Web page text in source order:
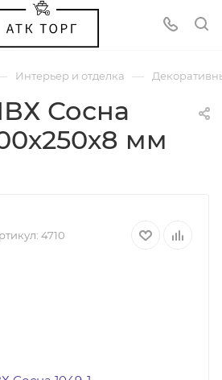
Интерьер и отделка —
Сосна
мм
4710